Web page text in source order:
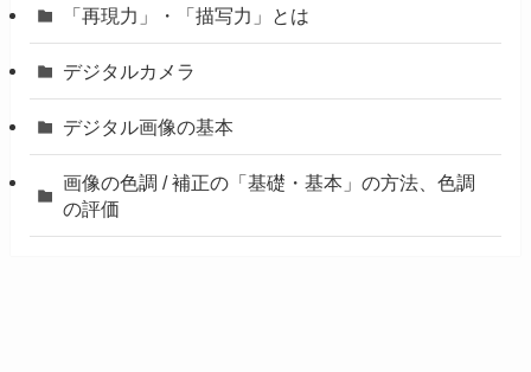
「再現力」・「描写力」とは
デジタルカメラ
デジタル画像の基本
画像の色調 / 補正の「基礎・基本」の方法、色調
の評価